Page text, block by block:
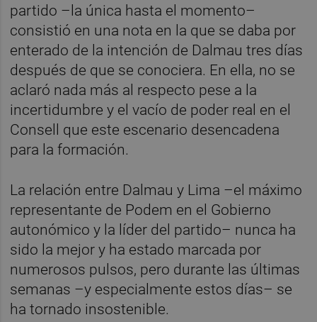
partido –la única hasta el momento–
consistió en una nota en la que se daba por
enterado de la intención de Dalmau tres días
después de que se conociera. En ella, no se
aclaró nada más al respecto pese a la
incertidumbre y el vacío de poder real en el
Consell que este escenario desencadena
para la formación.
La relación entre Dalmau y Lima –el máximo
representante de Podem en el Gobierno
autonómico y la líder del partido– nunca ha
sido la mejor y ha estado marcada por
numerosos pulsos, pero durante las últimas
semanas –y especialmente estos días– se
ha tornado insostenible.